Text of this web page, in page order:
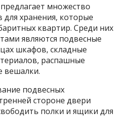
множество
для хранения, которые
квартир. Среди них
являются подвесные
шкафов, складные
распашные
вешалки.
подвесных
стороне двери
полки и ящики для